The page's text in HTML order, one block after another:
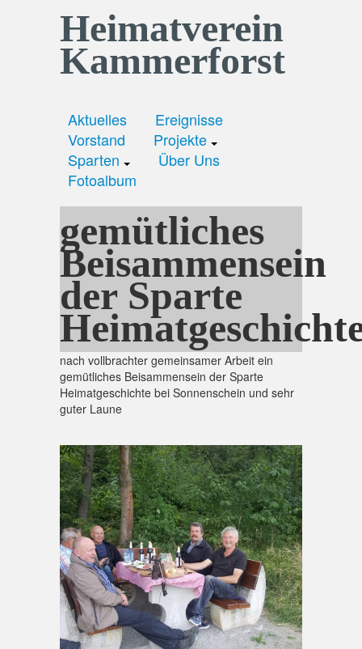
Heimatverein
Kammerforst
Aktuelles
Ereignisse
Vorstand
Projekte
Sparten
Über Uns
Fotoalbum
gemütliches
Beisammensein
der Sparte
nach vollbrachter gemeinsamer Arbeit ein
gemütliches Beisammensein der Sparte
Heimatgeschichte bei Sonnenschein und sehr
guter Laune